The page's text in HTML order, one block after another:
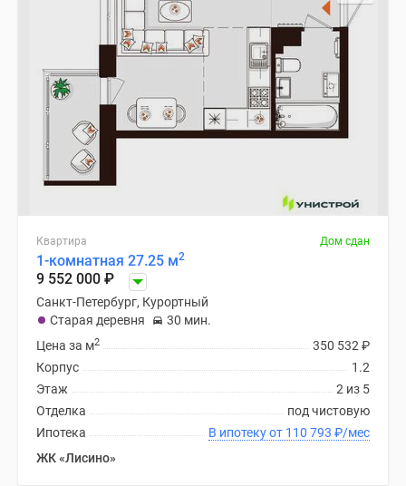
Квартира Дом сдан
1-комнатная 27.25 м2
9 552 000 ₽
Санкт-Петербург, Курортный
Старая деревня
30 мин.
350 532 ₽
Цена за м2
1.2
Корпус
2 из 5
Этаж
под чистовую
Отделка
В ипотеку от 110 793 ₽/мес
Ипотека
ЖК «Лисино»